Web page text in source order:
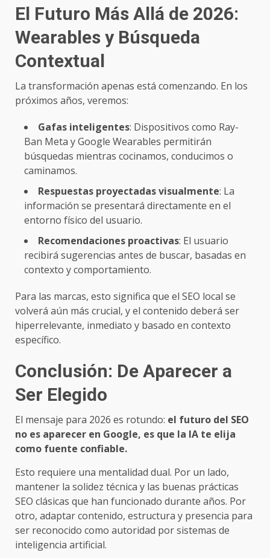
El Futuro Más Allá de 2026:
Wearables y Búsqueda
Contextual
La transformación apenas está comenzando. En los
próximos años, veremos:
Gafas inteligentes: Dispositivos como Ray-
Ban Meta y Google Wearables permitirán
búsquedas mientras cocinamos, conducimos o
caminamos.
Respuestas proyectadas visualmente: La
información se presentará directamente en el
entorno físico del usuario.
Recomendaciones proactivas: El usuario
recibirá sugerencias antes de buscar, basadas en
contexto y comportamiento.
Para las marcas, esto significa que el SEO local se
volverá aún más crucial, y el contenido deberá ser
hiperrelevante, inmediato y basado en contexto
específico.
Conclusión: De Aparecer a
Ser Elegido
El mensaje para 2026 es rotundo: el futuro del SEO
no es aparecer en Google, es que la IA te elija
como fuente confiable.
Esto requiere una mentalidad dual. Por un lado,
mantener la solidez técnica y las buenas prácticas
SEO clásicas que han funcionado durante años. Por
otro, adaptar contenido, estructura y presencia para
ser reconocido como autoridad por sistemas de
inteligencia artificial.